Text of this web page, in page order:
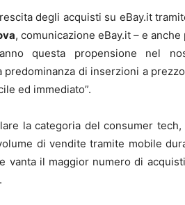
degli acquisti su eBay.it
, comunicazione eBay.it – e anche
questa propensione nel
predominanza di inserzioni a
ed immediato”.
la categoria del consumer
di vendite tramite mobile
vanta il maggior numero di